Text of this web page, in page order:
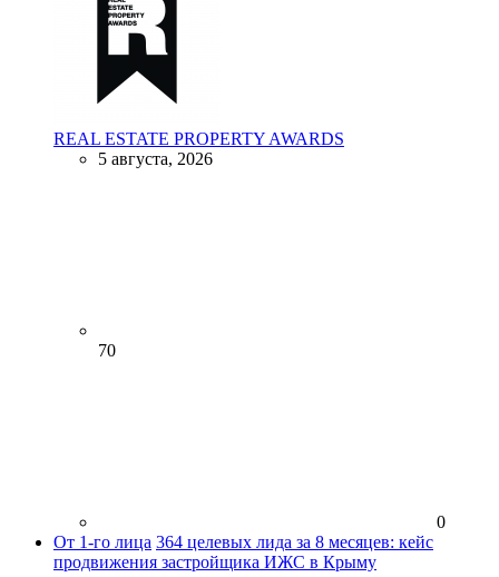
REAL ESTATE PROPERTY AWARDS
5 августа, 2026
70
0
От 1-го лица 364 целевых лида за 8 месяцев: кейс
продвижения застройщика ИЖС в Крыму